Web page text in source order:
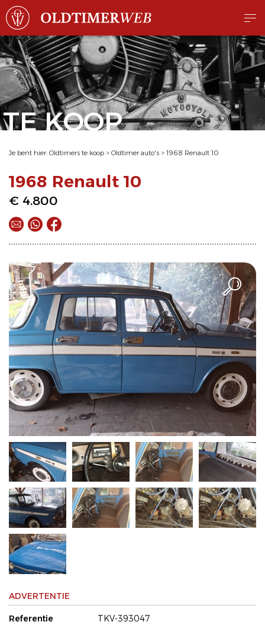
TE KOOP
Je bent hier: Oldtimers te koop > Oldtimer auto's > 1968 Renault 10
1968 Renault 10
€ 4.800
ADVERTENTIE
Referentie
TKV-393047